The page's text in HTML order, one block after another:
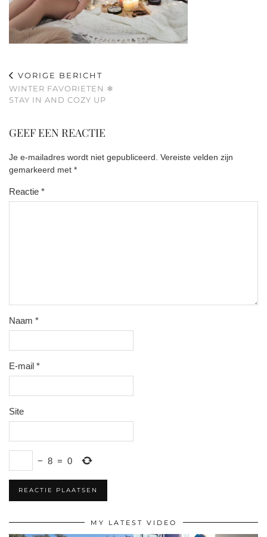
VORIGE BERICHT
WINTER FAVORIETEN ❄
STAY IN AND COZY UP
GEEF EEN REACTIE
Je e-mailadres wordt niet gepubliceerd. Vereiste velden zijn
gemarkeerd met *
Reactie *
Naam *
E-mail *
Site
− 8 = 0
MY LATEST VIDEO